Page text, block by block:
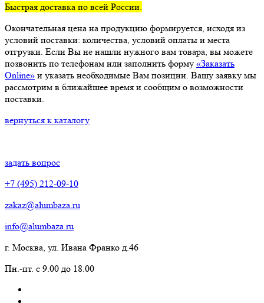
Быстрая доставка по всей России.
Окончательная цена на продукцию формируется, исходя из
условий поставки: количества, условий оплаты и места
отгрузки. Если Вы не нашли нужного вам товара, вы можете
позвонить по телефонам или заполнить форму «Заказать
Online» и указать необходимые Вам позиции. Вашу заявку мы
рассмотрим в ближайшее время и сообщим о возможности
поставки.
вернуться к каталогу
задать вопрос
+7 (495) 212-09-10
zakaz@alumbaza.ru
info@alumbaza.ru
г. Москва, ул. Ивана Франко д.46
Пн.-пт. с 9.00 до 18.00